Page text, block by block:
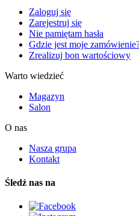
Zaloguj się
Zarejestruj się
Nie pamiętam hasła
Gdzie jest moje
Zrealizuj bon wartościowy
Warto wiedzieć
Magazyn
Salon
O nas
Nasza grupa
Kontakt
Śledź nas na